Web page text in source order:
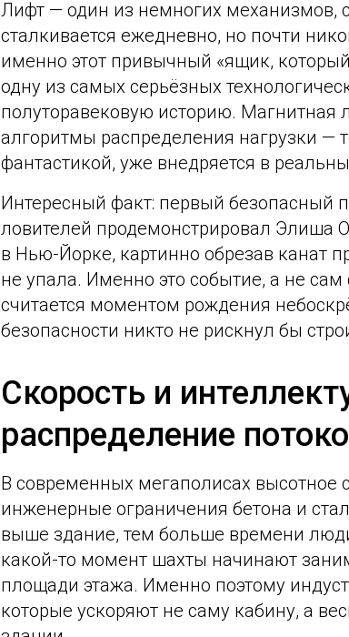
Лифт — один из немногих механизмов,
сталкивается ежедневно, но почти
именно этот привычный «ящик,
одну из самых серьёзных
полуторавековую историю. Магнитная
алгоритмы распределения нагрузки —
фантастикой, уже внедряется в
Интересный факт: первый безопасный
ловителей продемонстрировал Элиша
в Нью-Йорке, картинно обрезав канат
не упала. Именно это событие, а не
считается моментом рождения
безопасности никто не рискнул бы
Скорость и
распределение
В современных мегаполисах высотное
инженерные ограничения бетона и
выше здание, тем больше времени
какой-то момент шахты начинают
площади этажа. Именно поэтому
которые ускоряют не саму кабину, а